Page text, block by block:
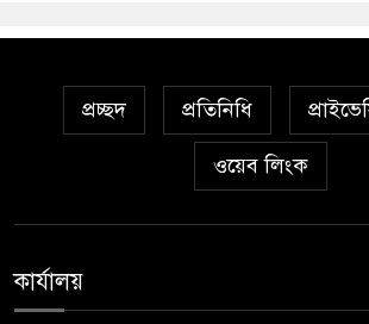
প্রচ্ছদ প্রতিনিধি
ওয়েব লিংক
কার্যালয়